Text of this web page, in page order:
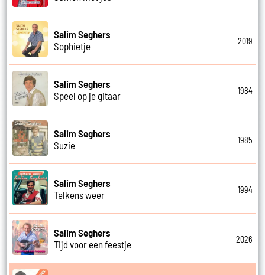
Salim Seghers
Sophietje
2019
Salim Seghers
Speel op je gitaar
1984
Salim Seghers
Suzie
1985
Salim Seghers
Telkens weer
1994
Salim Seghers
Tijd voor een feestje
2026